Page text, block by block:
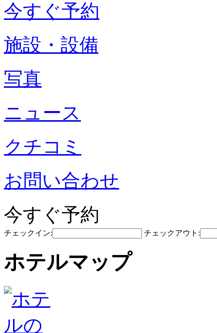
今すぐ予約
施設・設備
写真
ニュース
クチコミ
お問い合わせ
今すぐ予約
チェックイン: チェックアウト:
ホテルマップ